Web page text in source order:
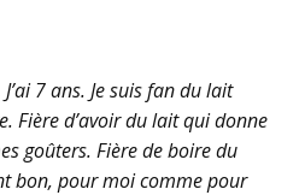
7 ans. Je suis fan du lait
Fière d’avoir du lait qui donne
goûters. Fière de boire du
bon, pour moi comme pour